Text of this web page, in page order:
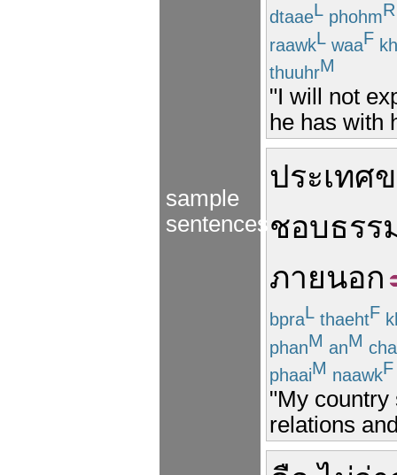
sample
sentences
dtaaeL phohmR
raawkL waaF
thuuhrM
"I will not
he has with
ประเทศ
ชอบธรร
ภายนอก
bpraL thaehtF
phanM anM
phaaiM naawkF
"My country
relations